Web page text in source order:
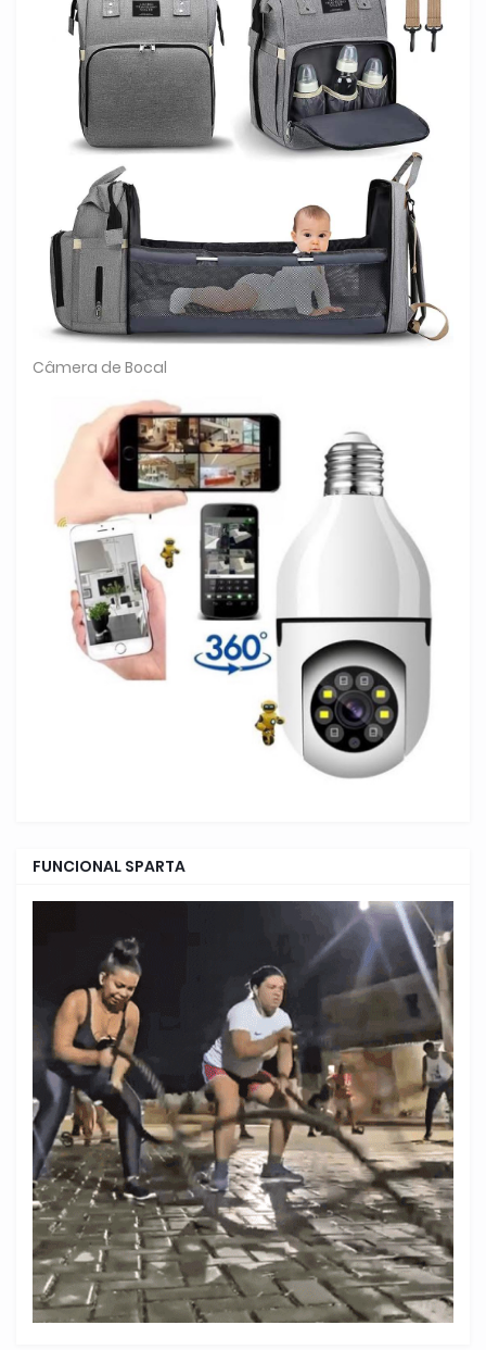
Câmera de Bocal
FUNCIONAL SPARTA